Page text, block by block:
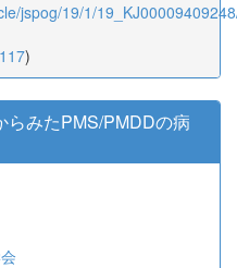
jspog/19/1/
)
らみたPMS/PMDDの病